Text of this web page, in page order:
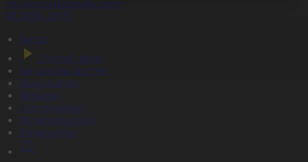
жаңалықтарына шолу
20:05
Басты
Тікелей эфир
Бағдарлама кестесі
Жаңалықтар
Жобалар
Телехикаялар
Мультсериалдар
Видеоархив